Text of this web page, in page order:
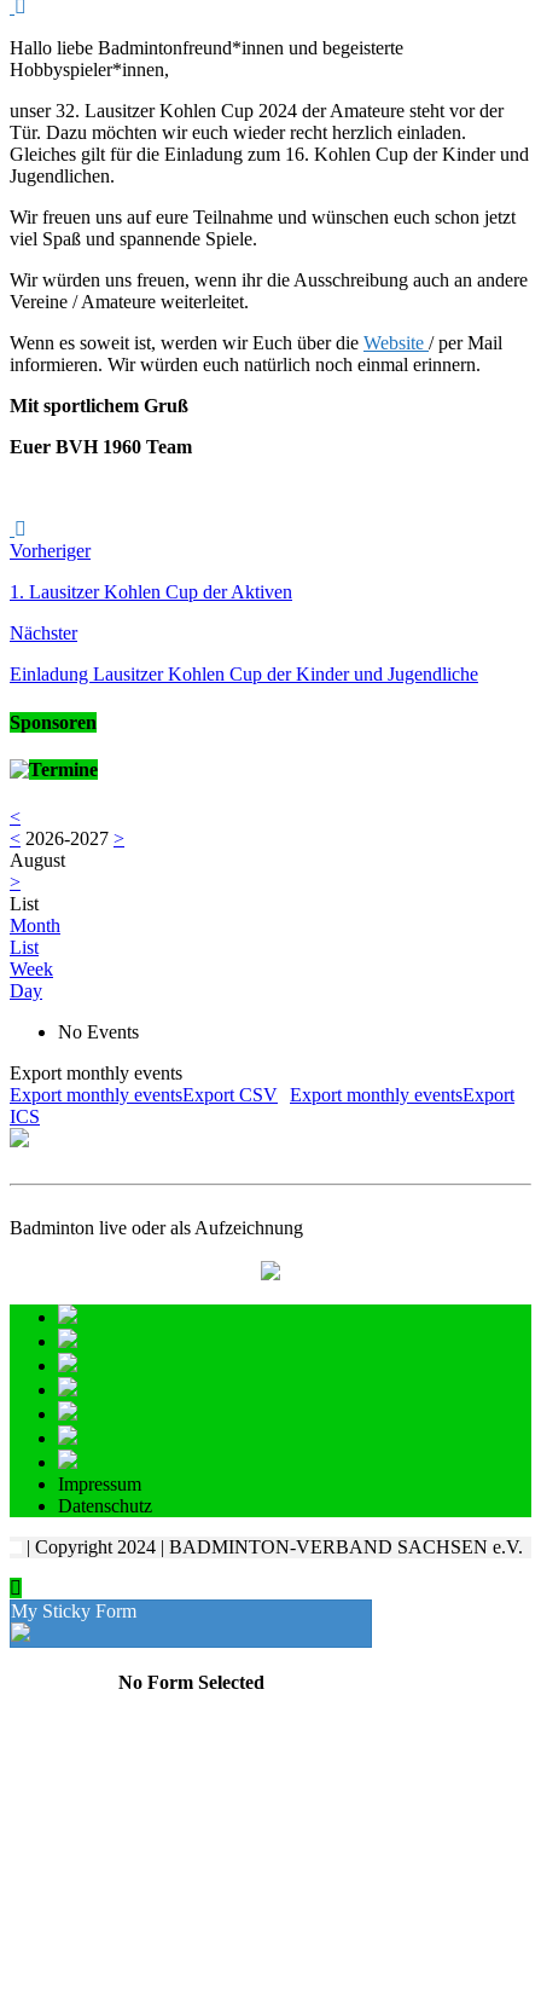
32.
Lausitzer
Cup
der
Amateure
Hallo liebe Badmintonfreund*innen und begeisterte
Hobbyspieler*innen,
unser 32. Lausitzer Kohlen Cup 2024 der Amateure steht vor der
Tür. Dazu möchten wir euch wieder recht herzlich einladen.
Gleiches gilt für die Einladung zum 16. Kohlen Cup der Kinder und
Jugendlichen.
Wir freuen uns auf eure Teilnahme und wünschen euch schon jetzt
viel Spaß und spannende Spiele.
Wir würden uns freuen, wenn ihr die Ausschreibung auch an andere
Vereine / Amateure weiterleitet.
Wenn es soweit ist, werden wir Euch über die Website / per Mail
informieren. Wir würden euch natürlich noch einmal erinnern.
Mit sportlichem Gruß
Euer BVH 1960 Team
Vorheriger
1. Lausitzer Kohlen Cup der Aktiven
Nächster
Einladung Lausitzer Kohlen Cup der Kinder und Jugendliche
Sponsoren
Termine
<
< 2026-2027 >
August
>
List
Month
List
Week
Day
No Events
Export monthly events
Export monthly eventsExport CSV Export monthly eventsExport
ICS
Badminton live oder als Aufzeichnung
Impressum
Datenschutz
| Copyright 2024 | BADMINTON-VERBAND SACHSEN e.V.
My Sticky Form
No Form Selected